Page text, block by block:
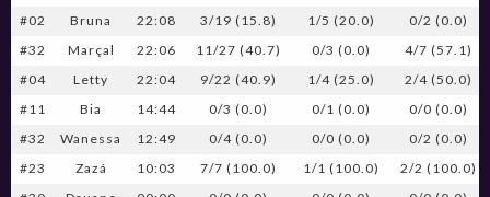
#02
Bruna 22:08 3/19 (15.8) 1/5 (20.0)
0/2 (0.0)
#32
Marçal 22:06 11/27 (40.7) 0/3 (0.0)
4/7 (57.1)
#04
Letty 22:04 9/22 (40.9) 1/4 (25.0)
2/4 (50.0)
#11
Bia 14:44 0/3 (0.0) 0/1 (0.0)
0/0 (0.0)
#32
Wanessa 12:49 0/4 (0.0) 0/0 (0.0)
0/2 (0.0)
#23
Zazá 10:03 7/7 (100.0) 1/1 (100.0)
2/2 (100.0)